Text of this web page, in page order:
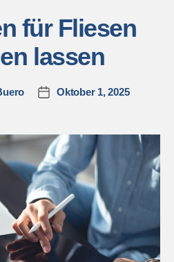
für Fliesen
lassen
Oktober 1, 2025